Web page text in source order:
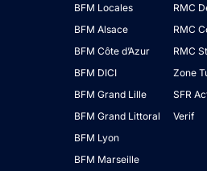
BFM Locales
BFM Alsace
BFM Côte d’Azur
BFM DICI
BFM Grand Lille
BFM Grand Littoral
BFM Lyon
BFM Marseille
RMC
RMC
RMC
Zone
SFR
Verif